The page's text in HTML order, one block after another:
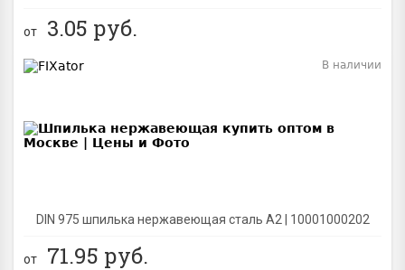
от 3.05 руб.
DIN 975 шпилька нержавеющая сталь A2 | 10001000202
В наличии
от 71.95 руб.